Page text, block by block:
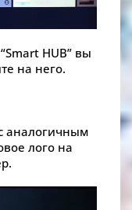
HUB” вы
на него.
аналогичным
лого на